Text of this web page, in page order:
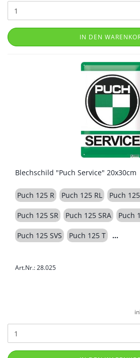
IN DEN
Blechschild "Puch Service" 20x30cm
Puch 125 R Puch 125 RL Puch
Puch 125 SR Puch 125 SRA Puch
Puch 125 SVS Puch 125 T
Art.Nr.: 28.025